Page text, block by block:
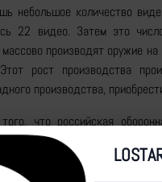
небольшое количество
22 видео. Затем это
производят оружие
рост производства
производства,
что российская
которая ведет к
с направляющей